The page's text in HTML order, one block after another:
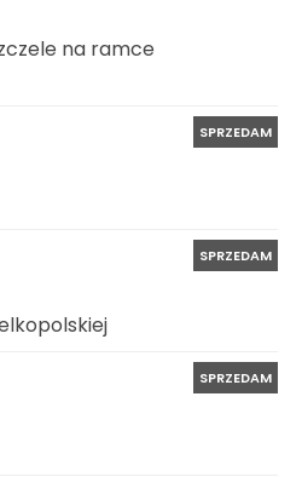
na ramce
SPRZEDAM
SPRZEDAM
SPRZEDAM